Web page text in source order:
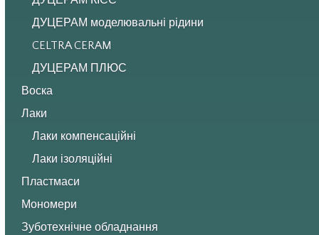
ДУЦЕРАМ моделювальні рідини
CELTRA CERAM
ДУЦЕРАМ ПЛЮС
Воска
Лаки
Лаки компенсаційні
Лаки ізоляційні
Пластмаси
Мономери
Зуботехнічне обладнання